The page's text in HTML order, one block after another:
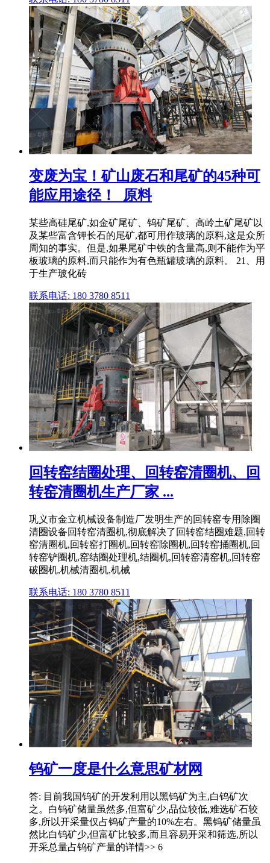
变废为宝！矿山废石和尾矿的45种可
能应用途径！_原料
某些高硅尾矿,如金矿尾矿、钨矿尾矿、高岭土矿尾矿以
及某些富含钾长石的尾矿,都可用作玻璃的原料,这是众所
周知的事实。但是,如果尾矿中铁的含量高,则不能作为平
板玻璃的原料,而只能作为有色瓶罐玻璃的原料。 21、用
于生产玻化砖
联系电话: 180 3780 8511
回转窑结圈处理、回转窑清圈机、回
转窑清圈机生产厂家 ...
巩义市金立机械设备制造厂发明生产的回转窑专用除圈
清圈设备回转窑清圈机,彻底解决了回转窑结圈难题,回转
窑清圈机,回转窑打圈机,回转窑除圈机,回转窑捅圈机,回
转窑铲圈机,窑结圈处理机,结圈机,回转窑清窑机,回转窑
破圈机,机械清圈机,机械
联系电话: 180 3780 8511
钨矿一度是什么意思矿材网
答: 目前我国钨矿的开发利用以黑钨矿为主,白钨矿次
之。白钨矿储量虽然多,但富矿少,品位较低,难选矿石较
多,所以开采量仅占钨矿产量的10%左右。黑钨矿储量虽
然比白钨矿少,但富矿比较多,而且容易开采和筛选,所以
开采总量占钨矿产量的详情>> 6